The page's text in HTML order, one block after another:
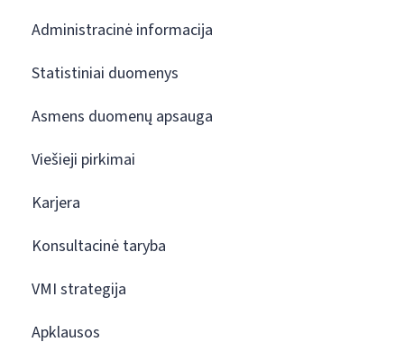
Administracinė informacija
Statistiniai duomenys
Asmens duomenų apsauga
Viešieji pirkimai
Karjera
Konsultacinė taryba
VMI strategija
Apklausos